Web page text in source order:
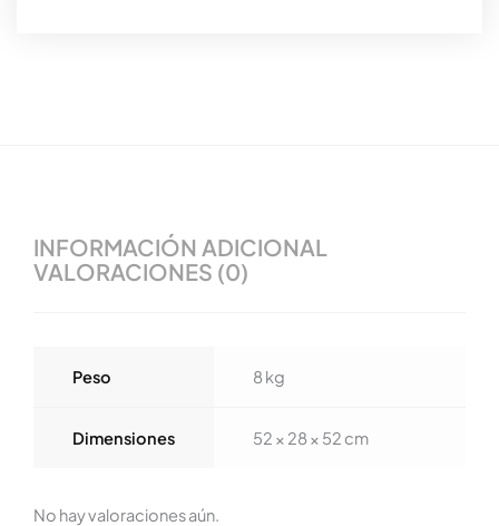
INFORMACIÓN ADICIONAL
VALORACIONES (0)
Peso 8 kg
Dimensiones 52 × 28 × 52 cm
No hay valoraciones aún.